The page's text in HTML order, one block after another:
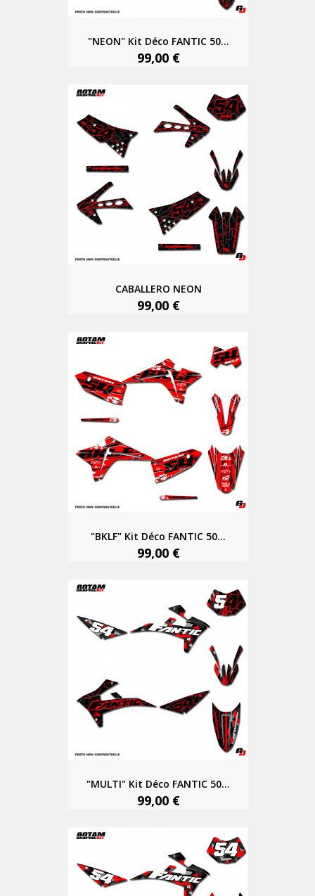
"NEON" Kit Déco FANTIC 50...
99,00 €
CABALLERO NEON
99,00 €
"BKLF" Kit Déco FANTIC 50...
99,00 €
"MULTI" Kit Déco FANTIC 50...
99,00 €